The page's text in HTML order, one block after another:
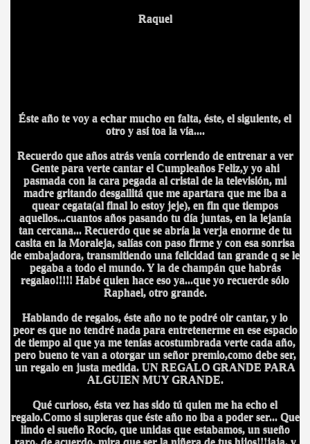
Raquel
Éste año te voy a echar mucho en falta, éste, el siguiente, el
otro y así toa la vía....
Recuerdo que años atrás venía corriendo de entrenar a ver
Gente para verte cantar el Cumpleaños Feliz,y yo ahi
pasmada con la cara pegada al cristal de la televisión, mi
madre gritando desgallitá que me apartara que me iba a
quear cegata(al final lo estoy jeje), en fin que tiempos
aquellos...cuantos años pasando tu día juntas, en la lejanía
tan cercana... Recuerdo que se abría la verja enorme de tu
casita en la Moraleja, salías con paso firme y con esa sonrisa
de embajadora, transmitiendo una felicidad tan grande q se le
pegaba a todo el mundo. Y la de champán que habrás
regalao!!!!! Habé quien hace eso ya...que yo recuerde sólo
Raphael, otro grande.
Hablando de regalos, éste año no te podré oir cantar, y lo
peor es que no tendré nada para entretenerme en ese espacio
de tiempo al que ya me tenías acostumbrada verte cada año,
pero bueno te van a otorgar un señor premio,como debe ser,
un regalo en justa medida. UN REGALO GRANDE PARA
ALGUIEN MUY GRANDE.
Qué curioso, ésta vez has sido tú quien me ha echo el
regalo.Como si supieras que éste año no iba a poder ser... Que
lindo el sueño Rocío, que unidas que estabamos, un sueño
raro, de acuerdo, mira que ser la niñera de tus hijos!!!jaja, y